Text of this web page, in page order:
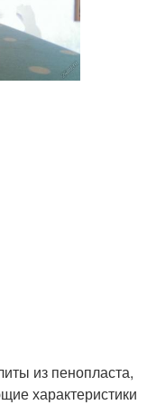
из пенопласта,
характеристики